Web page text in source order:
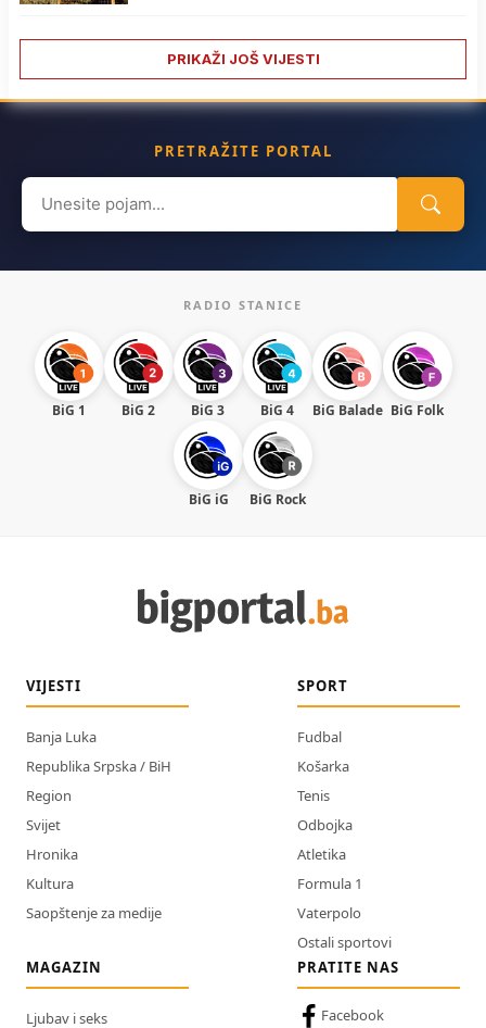
PRIKAŽI JOŠ VIJESTI
PRETRAŽITE PORTAL
Search
for:
RADIO STANICE
BiG 1 BiG 2 BiG 3 BiG 4 BiG Balade BiG Folk
BiG iG BiG Rock
VIJESTI
Banja Luka
Republika Srpska / BiH
Region
Svijet
Hronika
Kultura
Saopštenje za medije
SPORT
Fudbal
Košarka
Tenis
Odbojka
Atletika
Formula 1
Vaterpolo
Ostali sportovi
MAGAZIN
Ljubav i seks
PRATITE NAS
Facebook